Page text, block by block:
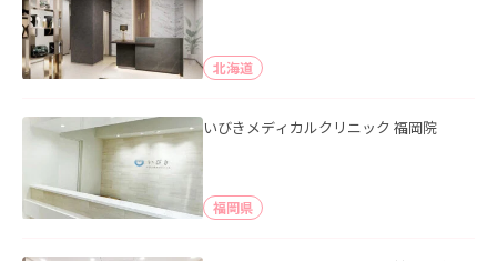
北海道
いびきメディカルクリニック 福岡院
福岡県